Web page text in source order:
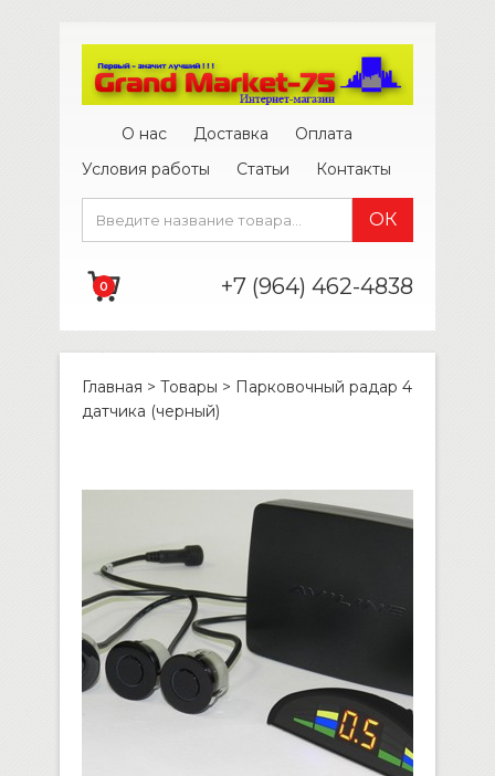
О нас Доставка
Оплата
Условия работы
Статьи Контакты
0 +7 (964) 462-4838
Главная > Товары > Парковочный радар 4
датчика (черный)